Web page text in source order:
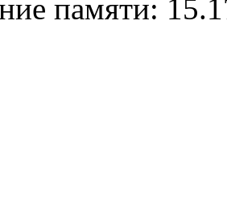
памяти: